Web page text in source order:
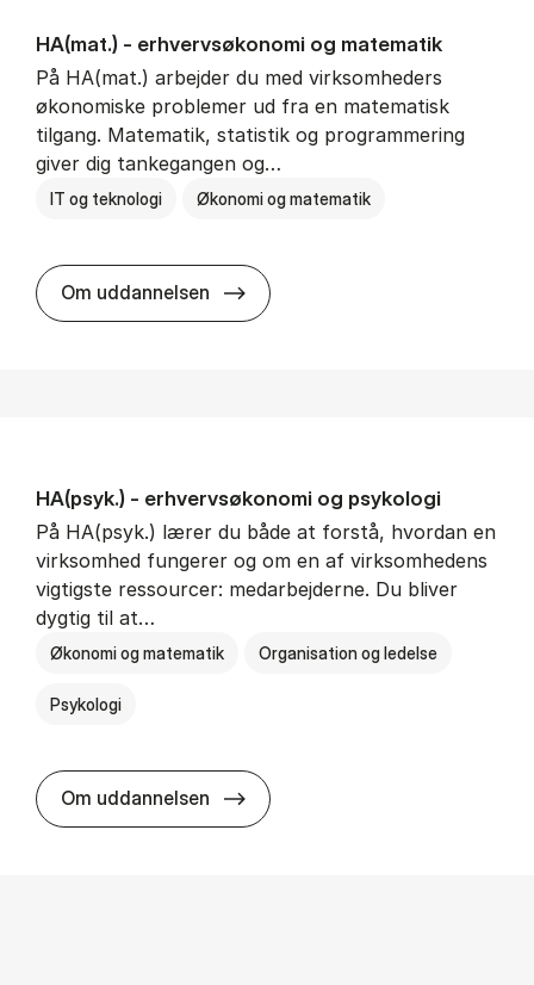
HA(mat.) - erhvervs­økonomi og ma­te­ma­tik
På HA(mat.) arbejder du med virksomheders
økonomiske problemer ud fra en matematisk
tilgang. Matematik, statistik og programmering
giver dig tankegangen og…
IT og teknologi Økonomi og matematik
Om uddannelsen HA(mat.) - erhvervs­økonomi og
HA(psyk.) - erhvervs­økonomi og psy­ko­lo­gi
På HA(psyk.) lærer du både at forstå, hvordan en
virksomhed fungerer og om en af virksomhedens
vigtigste ressourcer: medarbejderne. Du bliver
dygtig til at…
Økonomi og matematik Organisation og ledelse
Psykologi
Om uddannelsen HA(psyk.) - erhvervs­økonomi og